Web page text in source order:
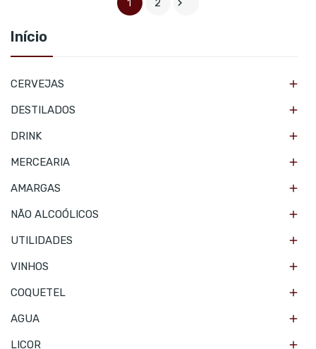
Início
CERVEJAS 
DESTILADOS 
DRINK 
MERCEARIA 
AMARGAS 
NÃO ALCOÓLICOS 
UTILIDADES 
VINHOS 
COQUETEL 
AGUA 
LICOR 
1 2 